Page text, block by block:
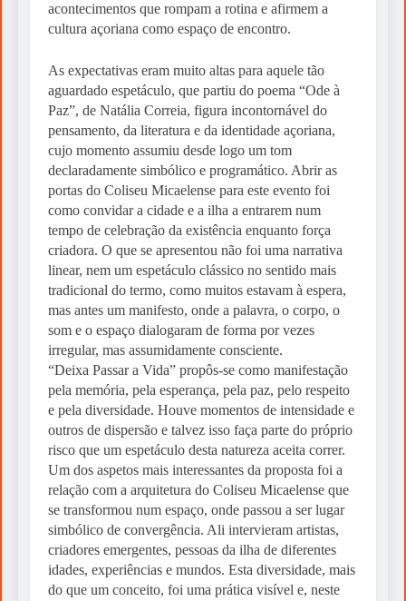
acontecimentos que rompam a rotina e afirmem a
cultura açoriana como espaço de encontro.
As expectativas eram muito altas para aquele tão
aguardado espetáculo, que partiu do poema “Ode à
Paz”, de Natália Correia, figura incontornável do
pensamento, da literatura e da identidade açoriana,
cujo momento assumiu desde logo um tom
declaradamente simbólico e programático. Abrir as
portas do Coliseu Micaelense para este evento foi
como convidar a cidade e a ilha a entrarem num
tempo de celebração da existência enquanto força
criadora. O que se apresentou não foi uma narrativa
linear, nem um espetáculo clássico no sentido mais
tradicional do termo, como muitos estavam à espera,
mas antes um manifesto, onde a palavra, o corpo, o
som e o espaço dialogaram de forma por vezes
irregular, mas assumidamente consciente.
“Deixa Passar a Vida” propôs-se como manifestação
pela memória, pela esperança, pela paz, pelo respeito
e pela diversidade. Houve momentos de intensidade e
outros de dispersão e talvez isso faça parte do próprio
risco que um espetáculo desta natureza aceita correr.
Um dos aspetos mais interessantes da proposta foi a
relação com a arquitetura do Coliseu Micaelense que
se transformou num espaço, onde passou a ser lugar
simbólico de convergência. Ali intervieram artistas,
criadores emergentes, pessoas da ilha de diferentes
idades, experiências e mundos. Esta diversidade, mais
do que um conceito, foi uma prática visível e, neste